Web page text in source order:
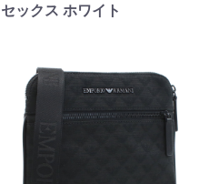
セックス ホワイト